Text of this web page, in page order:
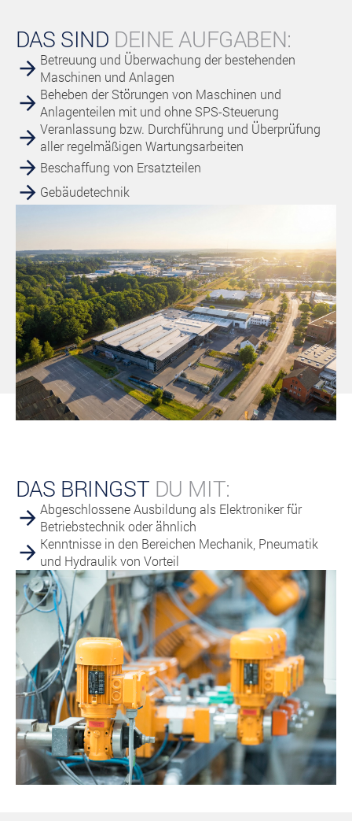
DAS SIND DEINE AUFGABEN:
Betreuung und Überwachung der bestehenden
Maschinen und Anlagen
Beheben der Störungen von Maschinen und
Anlagenteilen mit und ohne SPS-Steuerung
Veranlassung bzw. Durchführung und Überprüfung
aller regelmäßigen Wartungsarbeiten
Beschaffung von Ersatzteilen
Gebäudetechnik
DAS BRINGST DU MIT:
Abgeschlossene Ausbildung als Elektroniker für
Betriebstechnik oder ähnlich
Kenntnisse in den Bereichen Mechanik, Pneumatik
und Hydraulik von Vorteil